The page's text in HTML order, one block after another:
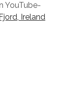
YouTube-
Ireland